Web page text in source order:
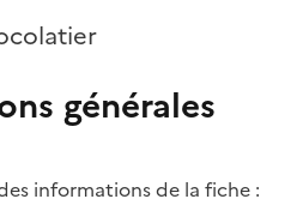
générales
informations de la fiche :